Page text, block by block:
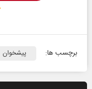
برچسب ها: پیشخوان